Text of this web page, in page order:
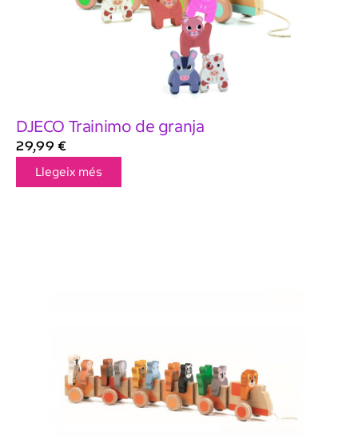
DJECO Trainimo de granja
29,99 €
Llegeix més